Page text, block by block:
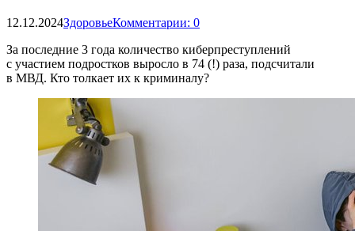
12.12.2024ЗдоровьеКомментарии: 0
За последние 3 года количество киберпреступлений
с участием подростков выросло в 74 (!) раза, подсчитали
в МВД. Кто толкает их к криминалу?